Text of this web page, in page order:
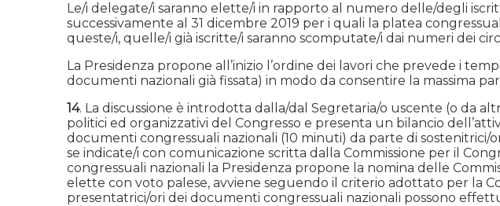
Le/i delegate/i saranno elette/i in rapporto al numero delle/degli
successivamente al 31 dicembre 2019 per i quali la platea
queste/i, quelle/i già iscritte/i saranno scomputate/i dai numeri dei
La Presidenza propone all’inizio l’ordine dei lavori che prevede i
documenti nazionali già fissata) in modo da consentire la massima
14. La discussione è introdotta dalla/dal Segretaria/o uscente (o da
politici ed organizzativi del Congresso e presenta un bilancio
documenti congressuali nazionali (10 minuti) da parte di sostenitrici/
se indicate/i con comunicazione scritta dalla Commissione per il
congressuali nazionali la Presidenza propone la nomina delle
elette con voto palese, avviene seguendo il criterio adottato per la
presentatrici/ori dei documenti congressuali nazionali possono